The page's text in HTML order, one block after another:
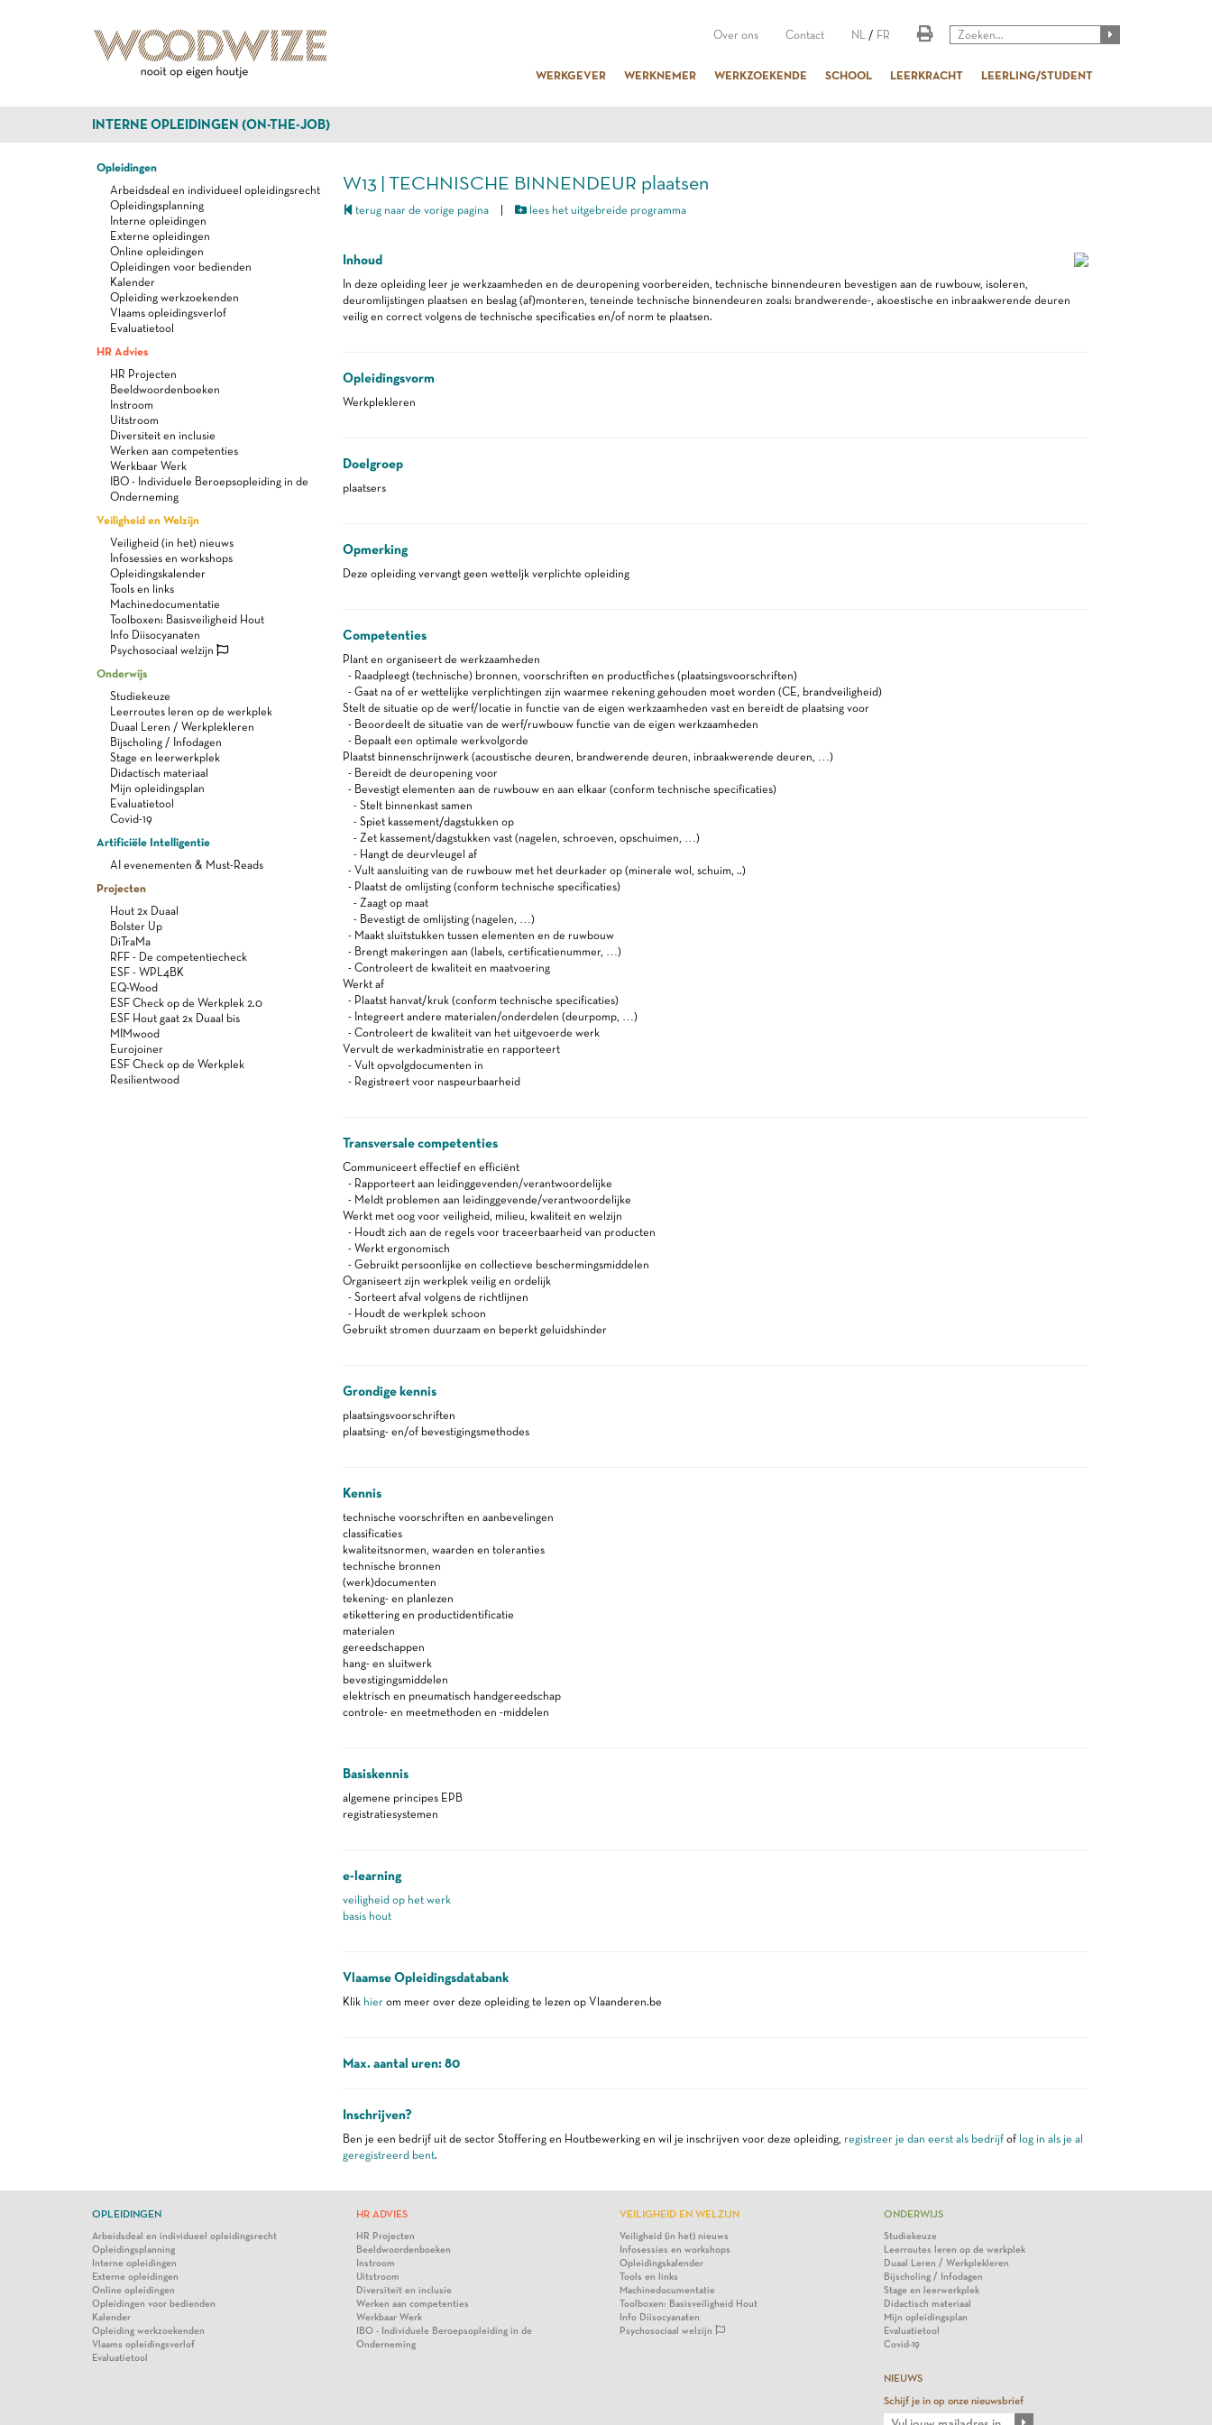
Over ons Contact NL / FR
WERKGEVER WERKNEMER WERKZOEKENDE SCHOOL LEERKRACHT LEERLING/STUDENT
INTERNE OPLEIDINGEN (ON-THE-JOB)
Opleidingen
Arbeidsdeal en individueel opleidingsrecht
Opleidingsplanning
Interne opleidingen
Externe opleidingen
Online opleidingen
Opleidingen voor bedienden
Kalender
Opleiding werkzoekenden
Vlaams opleidingsverlof
Evaluatietool
HR Advies
HR Projecten
Beeldwoordenboeken
Instroom
Uitstroom
Diversiteit en inclusie
Werken aan competenties
Werkbaar Werk
IBO - Individuele Beroepsopleiding in de
Onderneming
Veiligheid en Welzijn
Veiligheid (in het) nieuws
Infosessies en workshops
Opleidingskalender
Tools en links
Machinedocumentatie
Toolboxen: Basisveiligheid Hout
Info Diisocyanaten
Psychosociaal welzijn
Onderwijs
Studiekeuze
Leerroutes leren op de werkplek
Duaal Leren / Werkplekleren
Bijscholing / Infodagen
Stage en leerwerkplek
Didactisch materiaal
Mijn opleidingsplan
Evaluatietool
Covid-19
Artificiële Intelligentie
AI evenementen & Must-Reads
Projecten
Hout 2x Duaal
Bolster Up
DiTraMa
RFF - De competentiecheck
ESF - WPL4BK
EQ-Wood
ESF Check op de Werkplek 2.0
ESF Hout gaat 2x Duaal bis
MIMwood
Eurojoiner
ESF Check op de Werkplek
Resilientwood
W13 | TECHNISCHE BINNENDEUR plaatsen
terug naar de vorige pagina| lees het uitgebreide programma
Inhoud
In deze opleiding leer je werkzaamheden en de deuropening voorbereiden, technische binnendeuren bevestigen aan de ruwbouw, isoleren,
deuromlijstingen plaatsen en beslag (af)monteren, teneinde technische binnendeuren zoals: brandwerende-, akoestische en inbraakwerende deuren
veilig en correct volgens de technische specificaties en/of norm te plaatsen.
Opleidingsvorm
Werkplekleren
Doelgroep
plaatsers
Opmerking
Deze opleiding vervangt geen wetteljk verplichte opleiding
Competenties
Plant en organiseert de werkzaamheden
- Raadpleegt (technische) bronnen, voorschriften en productfiches (plaatsingsvoorschriften)
- Gaat na of er wettelijke verplichtingen zijn waarmee rekening gehouden moet worden (CE, brandveiligheid)
Stelt de situatie op de werf/locatie in functie van de eigen werkzaamheden vast en bereidt de plaatsing voor
- Beoordeelt de situatie van de werf/ruwbouw functie van de eigen werkzaamheden
- Bepaalt een optimale werkvolgorde
Plaatst binnenschrijnwerk (acoustische deuren, brandwerende deuren, inbraakwerende deuren, …)
- Bereidt de deuropening voor
- Bevestigt elementen aan de ruwbouw en aan elkaar (conform technische specificaties)
- Stelt binnenkast samen
- Spiet kassement/dagstukken op
- Zet kassement/dagstukken vast (nagelen, schroeven, opschuimen, …)
- Hangt de deurvleugel af
- Vult aansluiting van de ruwbouw met het deurkader op (minerale wol, schuim, ..)
- Plaatst de omlijsting (conform technische specificaties)
- Zaagt op maat
- Bevestigt de omlijsting (nagelen, …)
- Maakt sluitstukken tussen elementen en de ruwbouw
- Brengt makeringen aan (labels, certificatienummer, …)
- Controleert de kwaliteit en maatvoering
Werkt af
- Plaatst hanvat/kruk (conform technische specificaties)
- Integreert andere materialen/onderdelen (deurpomp, …)
- Controleert de kwaliteit van het uitgevoerde werk
Vervult de werkadministratie en rapporteert
- Vult opvolgdocumenten in
- Registreert voor naspeurbaarheid
Transversale competenties
Communiceert effectief en efficiënt
- Rapporteert aan leidinggevenden/verantwoordelijke
- Meldt problemen aan leidinggevende/verantwoordelijke
Werkt met oog voor veiligheid, milieu, kwaliteit en welzijn
- Houdt zich aan de regels voor traceerbaarheid van producten
- Werkt ergonomisch
- Gebruikt persoonlijke en collectieve beschermingsmiddelen
Organiseert zijn werkplek veilig en ordelijk
- Sorteert afval volgens de richtlijnen
- Houdt de werkplek schoon
Gebruikt stromen duurzaam en beperkt geluidshinder
Grondige kennis
plaatsingsvoorschriften
plaatsing- en/of bevestigingsmethodes
Kennis
technische voorschriften en aanbevelingen
classificaties
kwaliteitsnormen, waarden en toleranties
technische bronnen
(werk)documenten
tekening- en planlezen
etikettering en productidentificatie
materialen
gereedschappen
hang- en sluitwerk
bevestigingsmiddelen
elektrisch en pneumatisch handgereedschap
controle- en meetmethoden en -middelen
Basiskennis
algemene principes EPB
registratiesystemen
e-learning
veiligheid op het werk
basis hout
Vlaamse Opleidingsdatabank
Klik hierom meer over deze opleiding te lezen op Vlaanderen.be
Max. aantal uren: 80
Inschrijven?
Ben je een bedrijf uit de sector Stoffering en Houtbewerking en wil je inschrijven voor deze opleiding, registreer je dan eerst als bedrijfof log in als je al
geregistreerd bent.
OPLEIDINGEN
Arbeidsdeal en individueel opleidingsrecht
Opleidingsplanning
Interne opleidingen
Externe opleidingen
Online opleidingen
Opleidingen voor bedienden
Kalender
Opleiding werkzoekenden
Vlaams opleidingsverlof
Evaluatietool
HR ADVIES
HR Projecten
Beeldwoordenboeken
Instroom
Uitstroom
Diversiteit en inclusie
Werken aan competenties
Werkbaar Werk
IBO - Individuele Beroepsopleiding in de
Onderneming
VEILIGHEID EN WELZIJN
Veiligheid (in het) nieuws
Infosessies en workshops
Opleidingskalender
Tools en links
Machinedocumentatie
Toolboxen: Basisveiligheid Hout
Info Diisocyanaten
Psychosociaal welzijn
ONDERWIJS
Studiekeuze
Leerroutes leren op de werkplek
Duaal Leren / Werkplekleren
Bijscholing / Infodagen
Stage en leerwerkplek
Didactisch materiaal
Mijn opleidingsplan
Evaluatietool
Covid-19
NIEUWS
Schijf je in op onze nieuwsbrief